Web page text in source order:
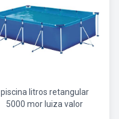
piscina litros retangular
5000 mor luiza valor